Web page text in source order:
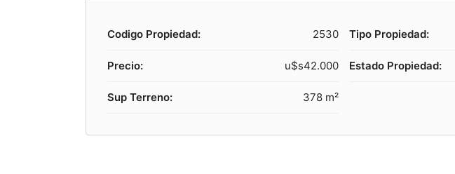
Codigo Propiedad: 2530
Precio: u$s42.000
Sup Terreno: 378 m²
Tipo Propiedad:
Estado Propiedad: